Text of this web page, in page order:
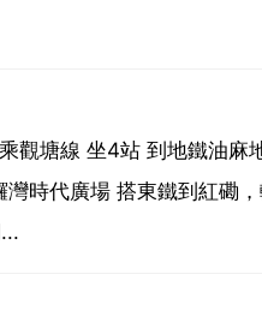
觀塘線 坐4站 到地鐵油麻
時代廣場 搭東鐵到紅磡